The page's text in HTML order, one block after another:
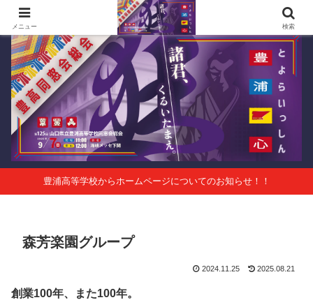
第125回山口県立豊浦高等学校同窓会総会 会報Vol.63
豊浦高等学校からホームページについてのお知らせ！！
森芳楽園グループ
2024.11.25 2025.08.21
創業100年、また100年。
メニュー 検索